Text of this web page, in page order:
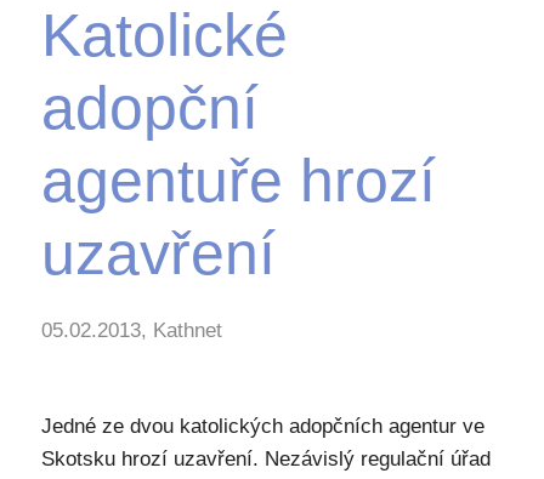
Katolické
adopční
agentuře hrozí
uzavření
05.02.2013, Kathnet
Jedné ze dvou katolických adopčních agentur ve
Skotsku hrozí uzavření. Nezávislý regulační úřad